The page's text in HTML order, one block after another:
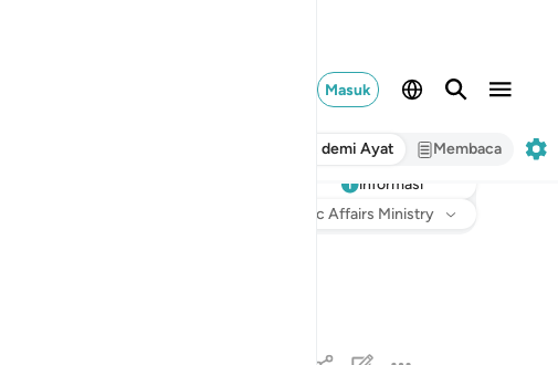
Masuk
Ayat demi Ayat Membaca
informasi
: Indonesian Islamic Affairs Ministry